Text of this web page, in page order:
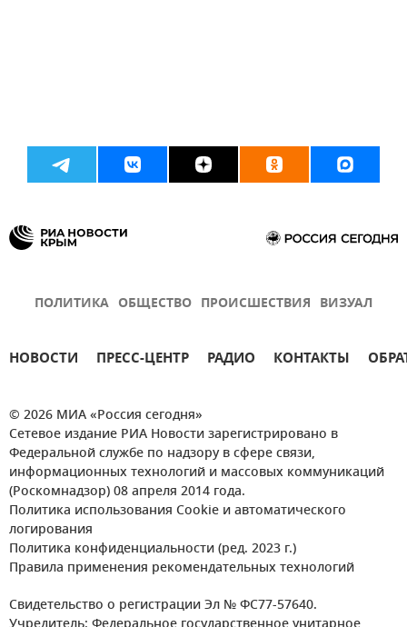
ПОЛИТИКА ОБЩЕСТВО ПРОИСШЕСТВИЯ ВИЗУАЛ
НОВОСТИ ПРЕСС-ЦЕНТР РАДИО КОНТАКТЫ
© 2026 МИА «Россия сегодня»
Сетевое издание РИА Новости зарегистрировано в
Федеральной службе по надзору в сфере связи,
информационных технологий и массовых коммуникаций
(Роскомнадзор) 08 апреля 2014 года.
Политика использования Cookie и автоматического
логирования
Политика конфиденциальности (ред. 2023 г.)
Правила применения рекомендательных технологий
Свидетельство о регистрации Эл № ФС77-57640.